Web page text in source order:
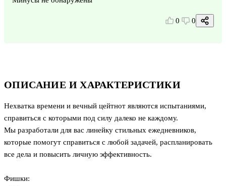
ОПИСАНИЕ И ХАРАКТЕРИСТИКИ
Нехватка времени и вечный цейтнот являются испытаниями,
справиться с которыми под силу далеко не каждому.
Мы разработали для вас линейку стильных ежедневников,
которые помогут справиться с любой задачей, распланировать
все дела и повысить личную эффективность.
Фишки:
0 0